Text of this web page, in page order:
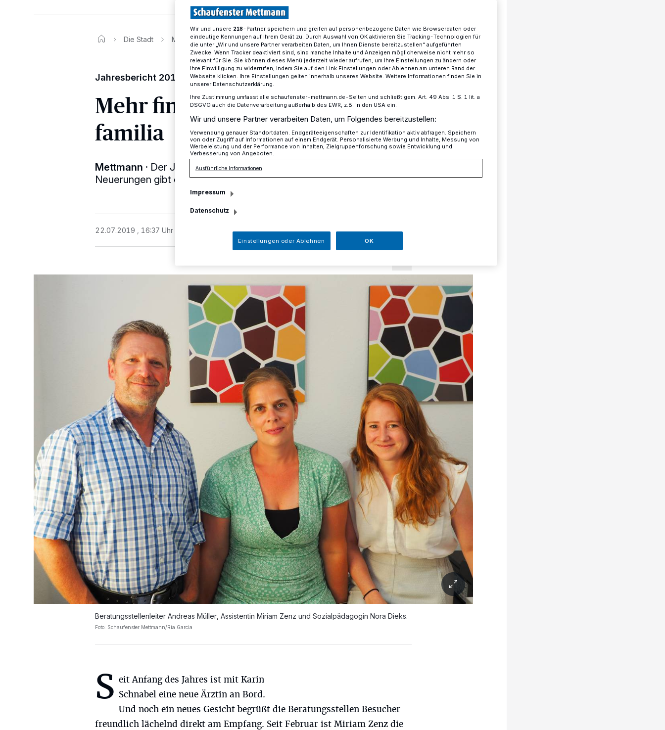
Die Stadt Mehr finanzielle Mittel für pro familia
Jahresbericht 2018 fällt positiv aus
Mehr finanzielle Mittel für pro
familia
Mettmann · Der Jahresbericht 2018 fällt positiv aus und einige
Neuerungen gibt es in der Beratungsstelle auch.
22.07.2019 , 16:37 Uhr 2 Minuten Lesezeit
Beratungsstellenleiter Andreas Müller, Assistentin Miriam Zenz und Sozialpädagogin Nora Dieks.
Foto: Schaufenster Mettmann/Ria Garcia
S eit Anfang des Jahres ist mit Karin
Schnabel eine neue Ärztin an Bord.
Und noch ein neues Gesicht begrüßt die Beratungsstellen Besucher
freundlich lächelnd direkt am Empfang. Seit Februar ist Miriam Zenz die
Wir und unsere 218-Partner speichern und greifen auf personenbezogene Daten wie Browserdaten oder
eindeutige Kennungen auf Ihrem Gerät zu. Durch Auswahl von OK aktivieren Sie Tracking-Technologien für
die unter „Wir und unsere Partner verarbeiten Daten, um Ihnen Dienste bereitzustellen“ aufgeführten
Zwecke. Wenn Tracker deaktiviert sind, sind manche Inhalte und Anzeigen möglicherweise nicht mehr so
relevant für Sie. Sie können dieses Menü jederzeit wieder aufrufen, um Ihre Einstellungen zu ändern oder
Ihre Einwilligung zu widerrufen, indem Sie auf den Link Einstellungen oder Ablehnen am unteren Rand der
Webseite klicken. Ihre Einstellungen gelten innerhalb unseres Website. Weitere Informationen finden Sie in
unserer Datenschutzerklärung.
Ihre Zustimmung umfasst alle schaufenster-mettmann.de-Seiten und schließt gem. Art. 49 Abs. 1 S. 1 lit. a
DSGVO auch die Datenverarbeitung außerhalb des EWR, z.B. in den USA ein.
Wir und unsere Partner verarbeiten Daten, um Folgendes bereitzustellen:
Verwendung genauer Standortdaten. Endgeräteeigenschaften zur Identifikation aktiv abfragen. Speichern
von oder Zugriff auf Informationen auf einem Endgerät. Personalisierte Werbung und Inhalte, Messung von
Werbeleistung und der Performance von Inhalten, Zielgruppenforschung sowie Entwicklung und
Verbesserung von Angeboten.
Ausführliche Informationen
Impressum
Datenschutz
Einstellungen oder Ablehnen OK